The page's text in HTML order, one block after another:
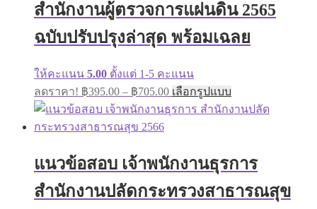
สำนักงานผู้ตรวจการแผ่นดิน 2565
ฉบับปรับปรุงล่าสุด พร้อมเฉลย
ให้คะแนน 5.00 ตั้งแต่ 1-5 คะแนน
ลดราคา! ฿395.00 – ฿705.00 เลือกรูปแบบ
แนวข้อสอบ เจ้าพนักงานธุรการ
สำนักงานปลัดกระทรวงสาธารณสุข